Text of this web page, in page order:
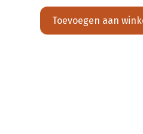
Toevoegen aan